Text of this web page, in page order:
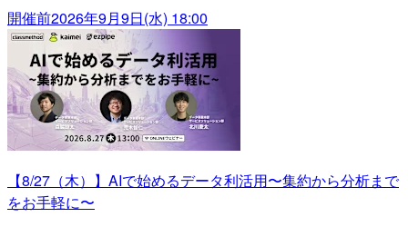
開催前2026年9月9日(水) 18:00
【8/27（木）】AIで始めるデータ利活用〜集約から分析まで
をお手軽に〜